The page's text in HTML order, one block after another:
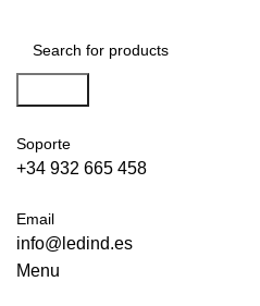
Soporte
+34 932 665 458‬
Email
info@ledind.es
Menu